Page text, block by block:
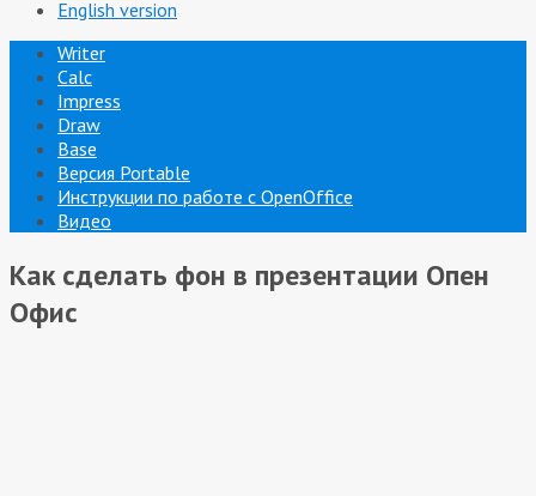
English version
Writer
Calc
Impress
Draw
Base
Версия Portable
Инструкции по работе с OpenOffice
Видео
Как сделать фон в презентации Опен
Офис